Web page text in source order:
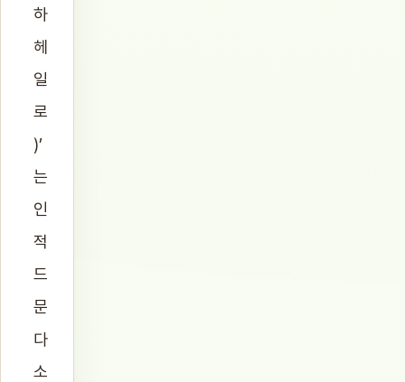
하
헤
일
로
)’
는
인
적
드
문
다
소